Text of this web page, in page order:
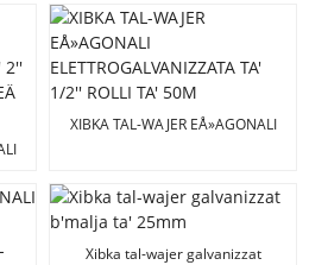
ROLLI TA' XIBKA TAL-WAJER
GÄ¦AT-TIÄ IEÄ ROLLI TA' 50M
XIBKA TAL-WAJER EÅ»AGONALI
Xibka tal-wajer galvanizzat